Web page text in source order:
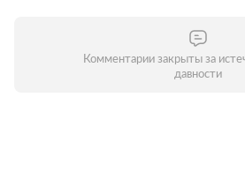
Комментарии закрыты за
давности